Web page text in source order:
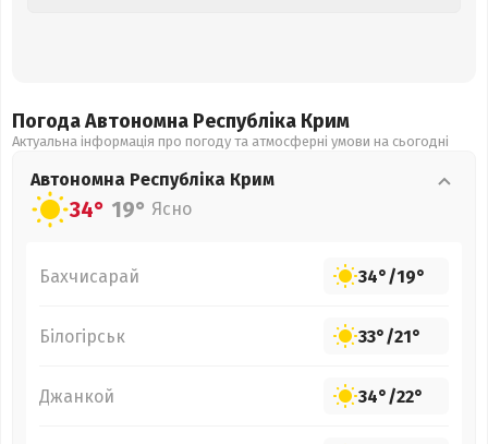
Погода Автономна Республіка Крим
Актуальна інформація про погоду та атмосферні умови на сьогодні
Автономна Республіка Крим
34° 19° Ясно
Бахчисарай 34°/19°
Білогірськ 33°/21°
Джанкой 34°/22°